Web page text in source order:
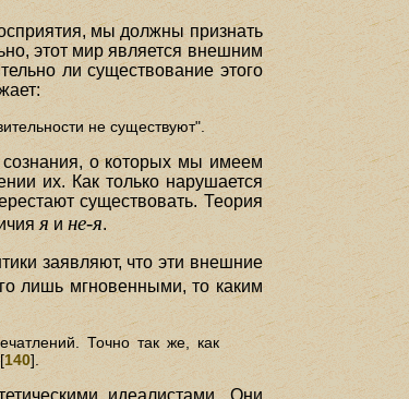
мы должны признать
этот мир является внешним
ли существование этого
не существуют".
сознания, о которых мы имеем
их. Как только нарушается
существовать. Теория
я ине-я.
заявляют, что эти внешние
лишь мгновенными, то каким
Точно так же, как
140].
идеалистами. Они